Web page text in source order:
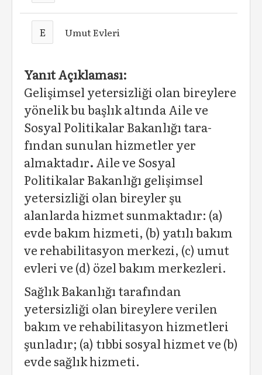
E Umut Evleri
Yanıt Açıklaması:
Gelişimsel yetersizliği olan bireylere
yönelik bu başlık altında Aile ve
Sosyal Politikalar Bakanlığı tara­
fından sunulan hizmetler yer
almaktadır. Aile ve Sosyal
Politikalar Bakanlığı gelişimsel
yetersizliği olan bi­reyler şu
alanlarda hizmet sunmaktadır: (a)
evde bakım hizmeti, (b) yatılı bakım
ve rehabilitasyon merkezi, (c) umut
evleri ve (d) özel bakım merkezleri.
Sağlık Bakanlığı tarafından
yetersizliği olan bireylere verilen
bakım ve rehabilitasyon hizmetleri
şunladır; (a) tıbbi sos­yal hizmet ve (b)
evde sağlık hizmeti.